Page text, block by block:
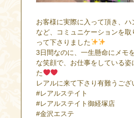
お客様に実際に入って頂き、ハ
など、コミュニケーションを取
って下さりました
3日間なのに、一生懸命にメモ
な笑顔で、お仕事をしている姿
た
レアルに来て下さり有難うござ
#レアルステイト
#レアルステイト御経塚店
#金沢エステ